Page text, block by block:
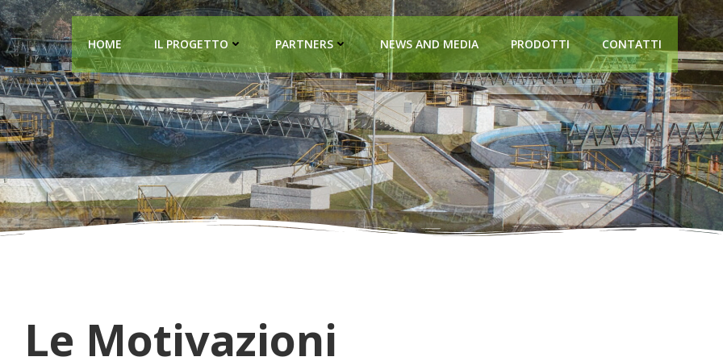
HOME IL PROGETTO PARTNERS NEWS AND MEDIA PRODOTTI CONTATTI
Le Motivazioni